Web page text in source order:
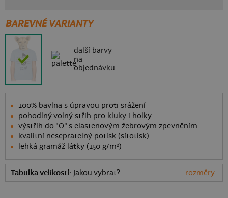
BAREVNÉ VARIANTY
další barvy
na
objednávku
100% bavlna s úpravou proti srážení
pohodlný volný střih pro kluky i holky
výstřih do "O" s elastenovým žebrovým zpevněním
kvalitní nesepratelný potisk (sítotisk)
lehká gramáž látky (150 g/m²)
Tabulka velikostí: Jakou vybrat? rozměry